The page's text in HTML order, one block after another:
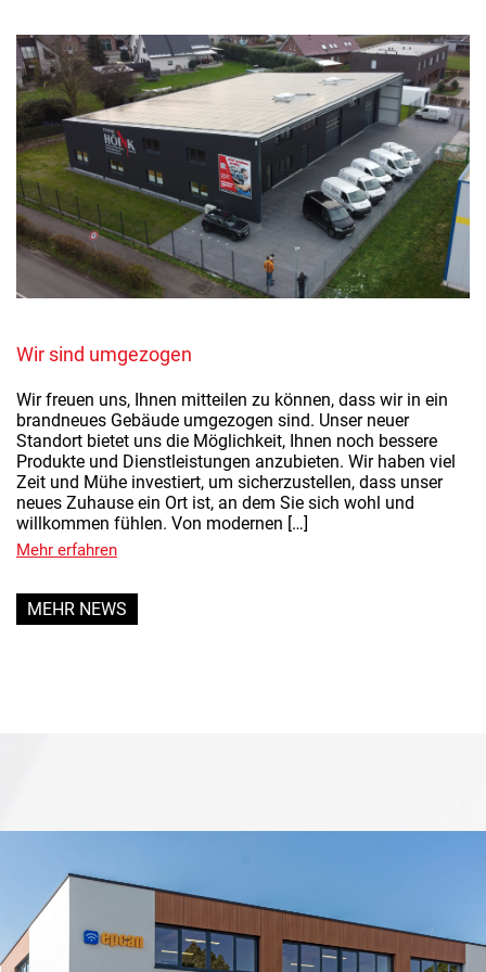
Wir sind umgezogen
Wir freuen uns, Ihnen mitteilen zu können, dass wir in ein
brandneues Gebäude umgezogen sind. Unser neuer
Standort bietet uns die Möglichkeit, Ihnen noch bessere
Produkte und Dienstleistungen anzubieten. Wir haben viel
Zeit und Mühe investiert, um sicherzustellen, dass unser
neues Zuhause ein Ort ist, an dem Sie sich wohl und
willkommen fühlen. Von modernen […]
Mehr erfahren
MEHR NEWS